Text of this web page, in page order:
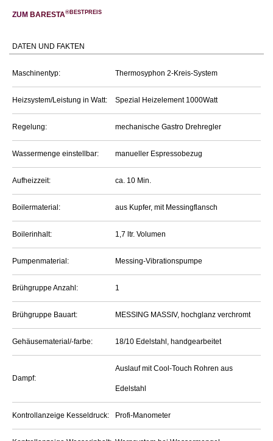
ZUM BARESTA®BESTPREIS
DATEN UND FAKTEN
Maschinentyp: Thermosyphon 2-Kreis-System
Heizsystem/Leistung in Watt: Spezial Heizelement 1000Watt
Regelung: mechanische Gastro Drehregler
Wassermenge einstellbar: manueller Espressobezug
Aufheizzeit: ca. 10 Min.
Boilermaterial: aus Kupfer, mit Messingflansch
Boilerinhalt: 1,7 ltr. Volumen
Pumpenmaterial: Messing-Vibrationspumpe
Brühgruppe Anzahl: 1
Brühgruppe Bauart: MESSING MASSIV, hochglanz verchromt
Gehäusematerial/-farbe: 18/10 Edelstahl, handgearbeitet
Dampf:
Auslauf mit Cool-Touch Rohren aus
Edelstahl
Kontrollanzeige Kesseldruck: Profi-Manometer